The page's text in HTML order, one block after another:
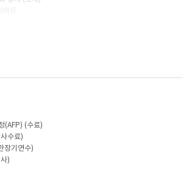
위원
당)
(AFP) (수료)
수료)
장기연수)
)